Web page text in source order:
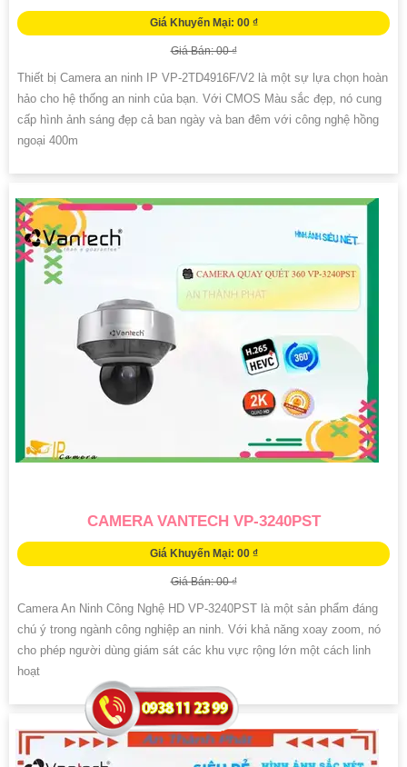
Giá Khuyến Mại: 00 ₫
Giá Bán: 00 ₫
Thiết bị Camera an ninh IP VP-2TD4916F/V2 là một sự lựa chọn hoàn
hảo cho hệ thống an ninh của bạn. Với CMOS Màu sắc đẹp, nó cung
cấp hình ảnh sáng đẹp cả ban ngày và ban đêm với công nghệ hồng
ngoại 400m
CAMERA VANTECH VP-3240PST
Giá Khuyến Mại: 00 ₫
Giá Bán: 00 ₫
Camera An Ninh Công Nghệ HD VP-3240PST là một sản phẩm đáng
chú ý trong ngành công nghiệp an ninh. Với khả năng xoay zoom, nó
cho phép người dùng giám sát các khu vực rộng lớn một cách linh
hoạt